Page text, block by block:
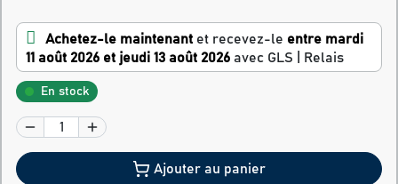
Achetez-le maintenant et recevez-le entre mardi
11 août 2026 et jeudi 13 août 2026 avec GLS | Relais
En stock
Ajouter au panier